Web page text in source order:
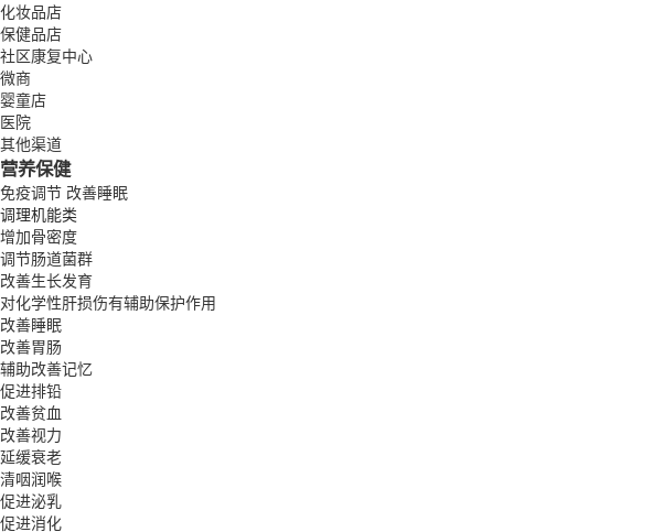
化妆品店
保健品店
社区康复中心
微商
婴童店
医院
其他渠道
营养保健
免疫调节 改善睡眠
调理机能类
增加骨密度
调节肠道菌群
改善生长发育
对化学性肝损伤有辅助保护作用
改善睡眠
改善胃肠
辅助改善记忆
促进排铅
改善贫血
改善视力
延缓衰老
清咽润喉
促进泌乳
促进消化